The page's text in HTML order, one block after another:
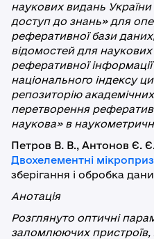
наукових видань
доступ до знань» для
реферативної бази
відомостей для
реферативної
національного індексу
репозиторію
перетворення
наукова» в
Петров В. В., Антонов
Двохелементні
зберігання і обробка
Анотація
Розглянуто оптичні
заломлюючих пристроїв,